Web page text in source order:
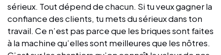
sérieux. Tout dépend de chacun. Si tu veux gagner la
confiance des clients, tu mets du sérieux dans ton
travail. Ce n’est pas parce que les briques sont faites
à la machine qu’elles sont meilleures que les nôtres.